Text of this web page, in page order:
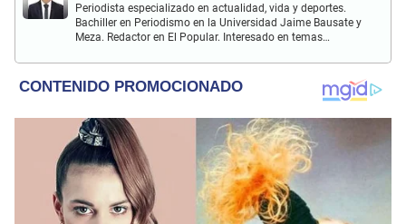
Periodista especializado en actualidad, vida y deportes.
Bachiller en Periodismo en la Universidad Jaime Bausate y
Meza. Redactor en El Popular. Interesado en temas
internacional, trucos caseros y educación.